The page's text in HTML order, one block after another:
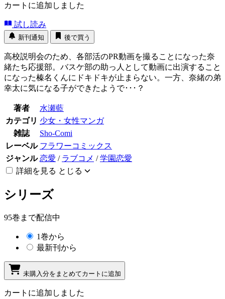
カートに追加しました
試し読み
新刊通知 後で買う
高校説明会のため、各部活のPR動画を撮ることになった奈
緒たち応援部。バスケ部の助っ人として動画に出演すること
になった榛名くんにドキドキが止まらない。一方、奈緒の弟
幸太に気になる子ができたようで･･･？
著者
水瀬藍
カテゴリ 少女・女性マンガ
雑誌
Sho-Comi
レーベル フラワーコミックス
ジャンル 恋愛 / ラブコメ /学園恋愛
詳細を見る とじる
シリーズ
95巻まで配信中
1巻から
最新刊から
未購入分をまとめてカートに追加
カートに追加しました